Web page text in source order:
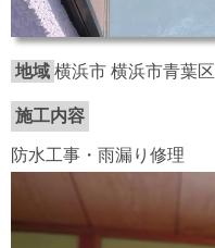
地域 横浜市 横浜市青葉区
施工内容
防水工事・雨漏り修理